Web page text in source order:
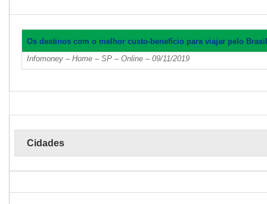
Os destinos com o melhor custo-benefício para viajar pelo
Infomoney – Home – SP – Online – 09/11/2019
Cidades